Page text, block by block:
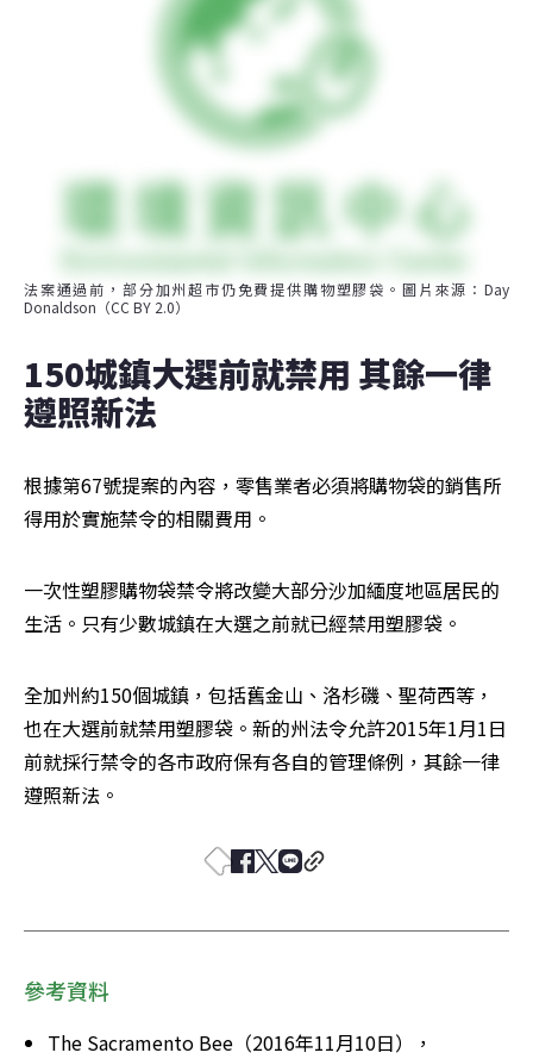
法案通過前，部分加州超市仍免費提供購物塑膠袋。圖片來源：Day
Donaldson（CC BY 2.0）
150城鎮大選前就禁用 其餘一律
遵照新法
根據第67號提案的內容，零售業者必須將購物袋的銷售所
得用於實施禁令的相關費用。
一次性塑膠購物袋禁令將改變大部分沙加緬度地區居民的
生活。只有少數城鎮在大選之前就已經禁用塑膠袋。
全加州約150個城鎮，包括舊金山、洛杉磯、聖荷西等，
也在大選前就禁用塑膠袋。新的州法令允許2015年1月1日
前就採行禁令的各市政府保有各自的管理條例，其餘一律
遵照新法。
參考資料
The Sacramento Bee（2016年11月10日），